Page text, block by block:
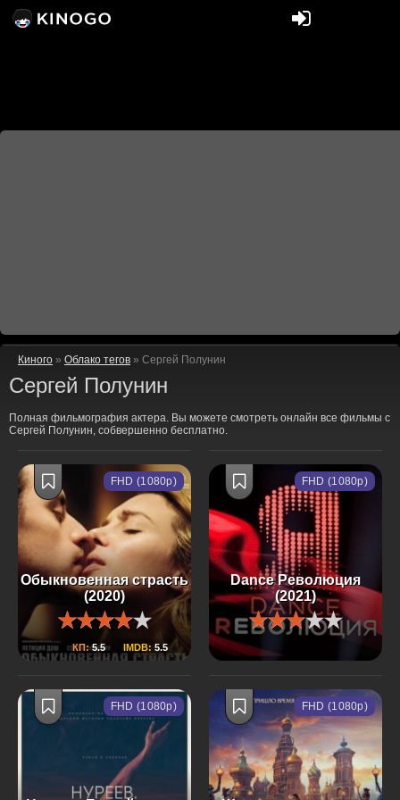
Киного » Облако тегов » Сергей Полунин
Сергей Полунин
Полная фильмография актера. Вы можете смотреть онлайн все фильмы с
Сергей Полунин, собвершенно бесплатно.
Обыкновенная страсть
(2020)
КП:5.5 IMDB: 5.5
FHD (1080p)
Dance Революция
(2021)
FHD (1080p)
FHD (1080p) FHD (1080p)